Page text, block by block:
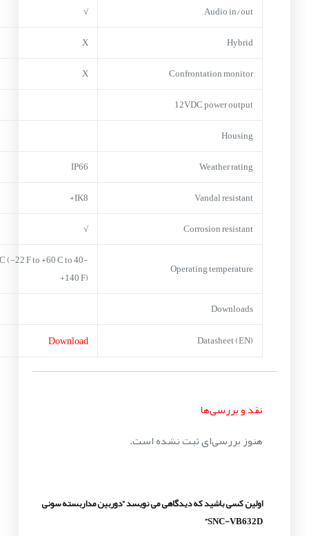
Audio in/out
√
Hybrid
X
Confrontation monitor
X
12VDC power output
Housing
Weather rating
IP66
Vandal resistant
IK8+
Corrosion resistant
√
Operating temperature
-40 C (-22 F to +60 C to
+140 F)
Downloads
Datasheet (EN)
Download
نقد و بررسی‌ها
هنوز بررسی‌ای ثبت نشده است.
اولین کسی باشید که دیدگاهی می نویسد “دوربین مداربسته سونی
SNC-VB632D”